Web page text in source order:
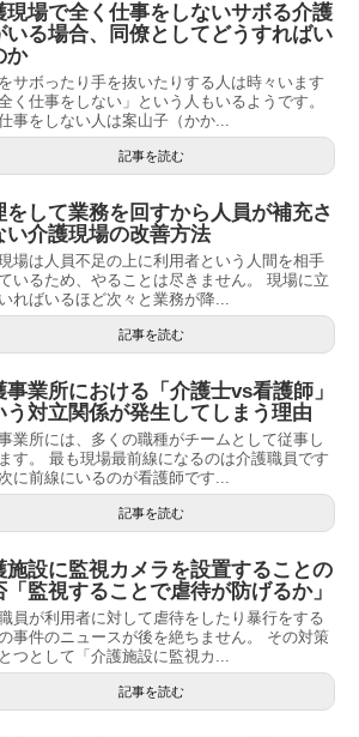
現場で全く仕事をしないサボる介護
いる場合、同僚としてどうすればい
か
サボったり手を抜いたりする人は時々います
く仕事をしない」という人もいるようです。
事をしない人は案山子（かか...
記事を読む
をして業務を回すから人員が補充さ
い介護現場の改善方法
場は人員不足の上に利用者という人間を相手
いるため、やることは尽きません。 現場に立
ればいるほど次々と業務が降...
記事を読む
事業所における「介護士vs看護師」
う対立関係が発生してしまう理由
業所には、多くの職種がチームとして従事し
す。 最も現場最前線になるのは介護職員です
に前線にいるのが看護師です...
記事を読む
施設に監視カメラを設置することの
「監視することで虐待が防げるか」
員が利用者に対して虐待をしたり暴行をする
事件のニュースが後を絶ちません。 その対策
つとして「介護施設に監視カ...
記事を読む